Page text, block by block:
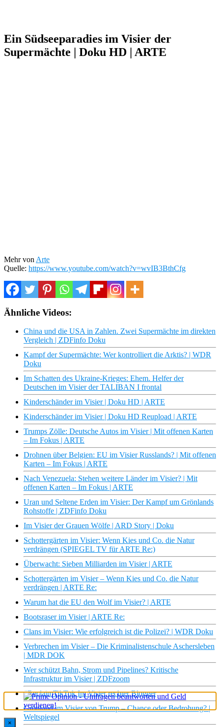
Ein Südseeparadies im Visier der
Supermächte | Doku HD | ARTE
Mehr von Arte
Quelle: https://www.youtube.com/watch?v=wvIB3BthCfg
Ähnliche Videos:
China und die USA in Zahlen. Zwei Supermächte im direkten
Vergleich | ZDFinfo Doku
Kampf der Supermächte: Wer kontrolliert die Arktis? | WDR
Doku
Im Schatten des Ukraine-Krieges: Ehem. Helfer der
Deutschen im Visier der TALIBAN I frontal
Kinderschänder im Visier | Doku HD | ARTE
Kinderschänder im Visier | Doku HD Reupload | ARTE
Trumps Zölle: Deutsche Autos im Visier | Mit offenen Karten
– Im Fokus | ARTE
Drohnen über Belgien: EU im Visier Russlands? | Mit offenen
Karten – Im Fokus | ARTE
Nach Venezuela: Stehen weitere Länder im Visier? | Mit
offenen Karten – Im Fokus | ARTE
Uran und Seltene Erden im Visier: Der Kampf um Grönlands
Rohstoffe | ZDFinfo Doku
Im Visier der Grauen Wölfe | ARD Story | Doku
Schottergärten im Visier: Wenn Kies und Co. die Natur
verdrängen (SPIEGEL TV für ARTE Re:)
Überwacht: Sieben Milliarden im Visier | ARTE
Schottergärten im Visier – Wenn Kies und Co. die Natur
verdrängen | ARTE Re:
Warum hat die EU den Wolf im Visier? | ARTE
Bootsraser im Visier | ARTE Re:
Clans im Visier: Wie erfolgreich ist die Polizei? | WDR Doku
Verbrechen im Visier – Die Kriminalistenschule Aschersleben
| MDR DOK
Wer schützt Bahn, Strom und Pipelines? Kritische
Infrastruktur im Visier | ZDFzoom
#ReclaimTikTok Im Visier rechter Blogger
Grönland im Visier von Trump – Chance oder Bedrohung? |
Weltspiegel
×